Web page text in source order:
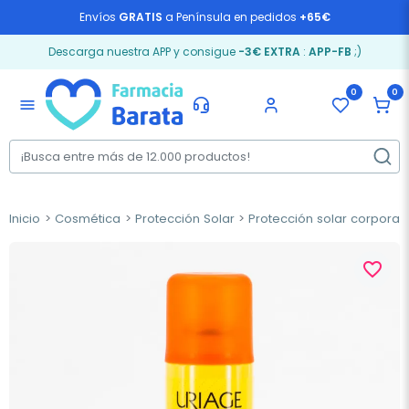
Envíos GRATIS a Península en pedidos +65€
Descarga nuestra APP y consigue -3€ EXTRA: APP-FB ;)
menu
0 0
Inicio Cosmética Protección Solar Protección solar corporal
favorite_border